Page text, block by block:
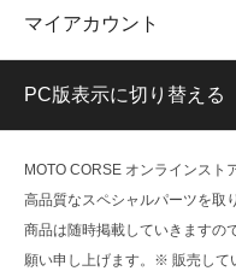
マイアカウント
PC版表示に切り替える
MOTO CORSE オンラインスト
高品質なスペシャルパーツを取
商品は随時掲載していきますの
願い申し上げます。※ 販売して